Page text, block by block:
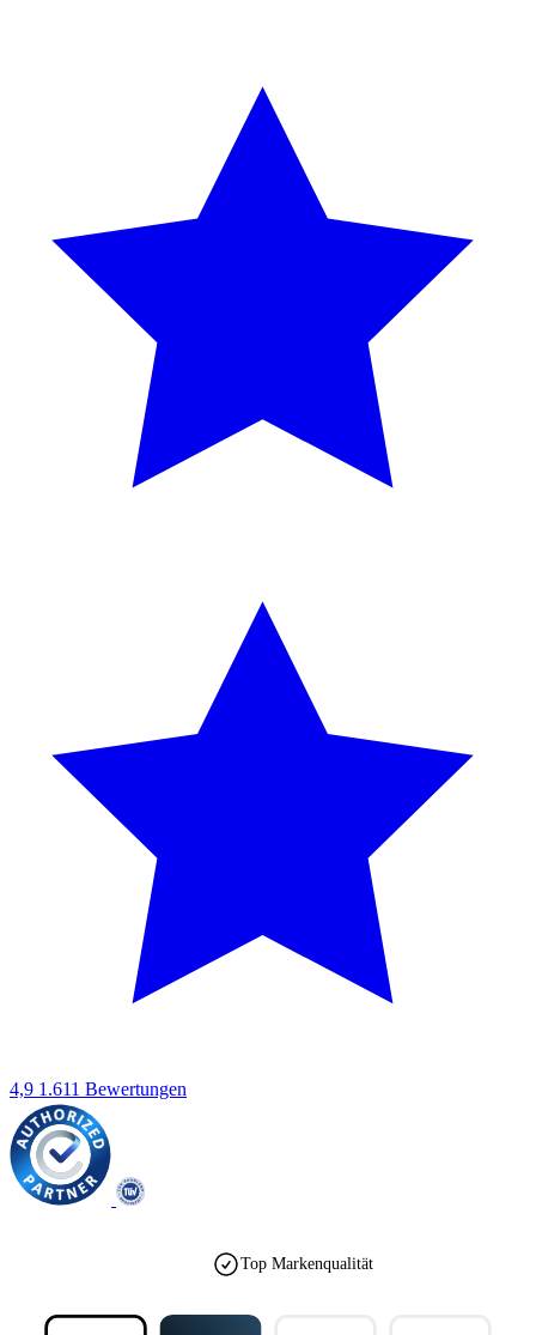
4,9 1.611 Bewertungen
Top Markenqualität